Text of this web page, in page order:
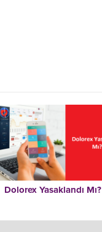
Dolorex Yasaklandı Mı?